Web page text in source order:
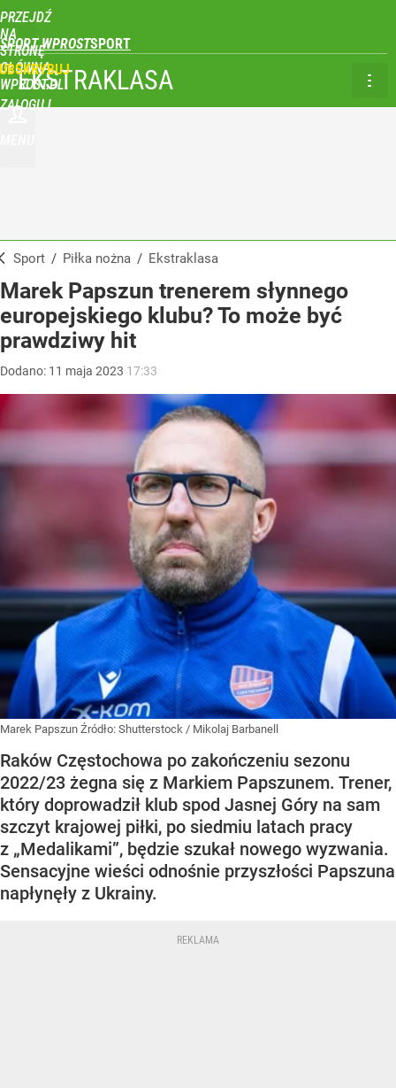
PRZEJDŹ
NA
STRONĘ
GŁÓWNĄ
WPROST.PL
SPORT WPROST
ZALOGUJ
EKSTRAKLASA
Sport / Piłka nożna / Ekstraklasa
Marek Papszun trenerem słynnego
europejskiego klubu? To może być
prawdziwy hit
Dodano: 11 maja 2023 17:33
Marek Papszun Źródło: Shutterstock / Mikolaj Barbanell
Raków Częstochowa po zakończeniu sezonu
2022/23 żegna się z Markiem Papszunem. Trener,
który doprowadził klub spod Jasnej Góry na sam
szczyt krajowej piłki, po siedmiu latach pracy
z „Medalikami”, będzie szukał nowego wyzwania.
Sensacyjne wieści odnośnie przyszłości Papszuna
napłynęły z Ukrainy.